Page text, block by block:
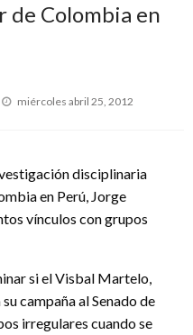
de Colombia en
Publicado
miércoles abril 25, 2012
disciplinaria
en Perú, Jorge
vínculos con grupos
si el Visbal Martelo,
campaña al Senado de
irregulares cuando se